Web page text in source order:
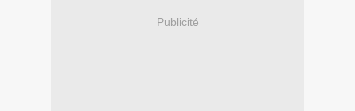
Publicité